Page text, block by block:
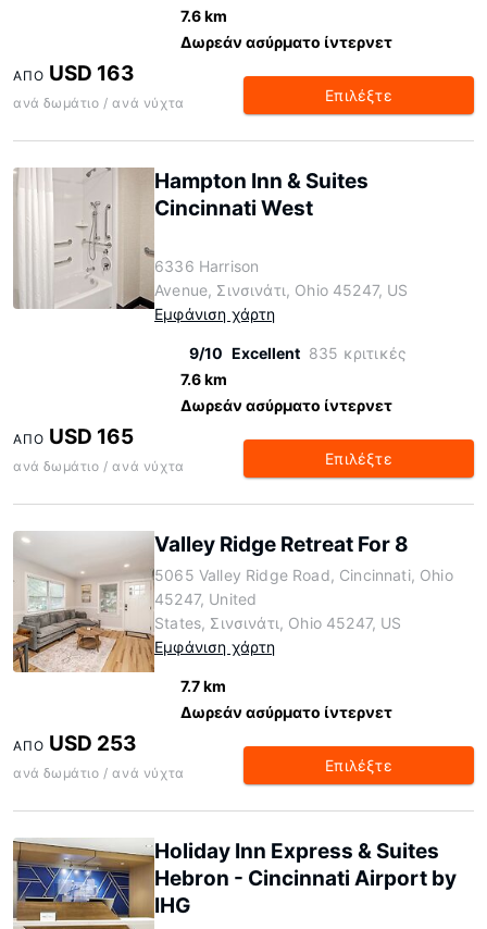
7.6 km
Δωρεάν ασύρματο ίντερνετ
ΑΠΌ USD 163
ανά δωμάτιο / ανά νύχτα Επιλέξτε
Hampton Inn & Suites
Cincinnati West
6336 Harrison
Avenue, Σινσινάτι, Ohio 45247, US
Εμφάνιση χάρτη
9/10 Excellent 835 κριτικές
7.6 km
Δωρεάν ασύρματο ίντερνετ
ΑΠΌ USD 165
ανά δωμάτιο / ανά νύχτα Επιλέξτε
Valley Ridge Retreat For 8
5065 Valley Ridge Road, Cincinnati, Ohio
45247, United
States, Σινσινάτι, Ohio 45247, US
Εμφάνιση χάρτη
7.7 km
Δωρεάν ασύρματο ίντερνετ
ΑΠΌ USD 253
ανά δωμάτιο / ανά νύχτα Επιλέξτε
Holiday Inn Express & Suites
Hebron - Cincinnati Airport by
IHG